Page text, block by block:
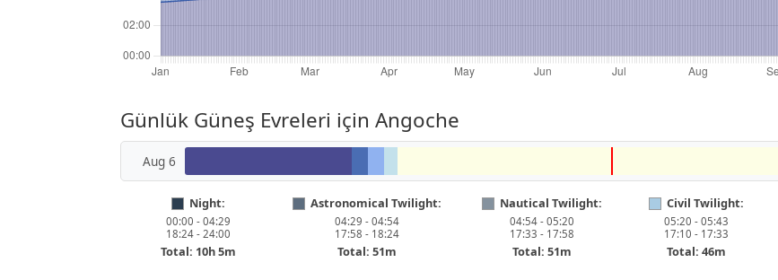
Günlük Güneş Evreleri için Angoche
Aug 6
Night:
00:00 - 04:29
18:24 - 24:00
Total: 10h 5m
Astronomical Twilight:
04:29 - 04:54
17:58 - 18:24
Total: 51m
Nautical Twilight:
04:54 - 05:20
17:33 - 17:58
Total: 51m
Civil Twilight:
05:20 - 05:43
17:10 - 17:33
Total: 46m